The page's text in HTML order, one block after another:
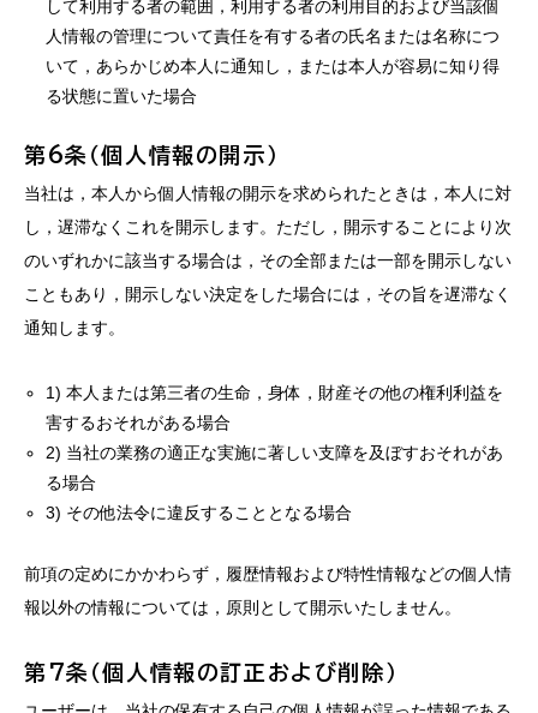
して利用する者の範囲，利用する者の利用目的および当該個
人情報の管理について責任を有する者の氏名または名称につ
いて，あらかじめ本人に通知し，または本人が容易に知り得
る状態に置いた場合
第6条（個人情報の開示）
当社は，本人から個人情報の開示を求められたときは，本人に対
し，遅滞なくこれを開示します。ただし，開示することにより次
のいずれかに該当する場合は，その全部または一部を開示しない
こともあり，開示しない決定をした場合には，その旨を遅滞なく
通知します。
1) 本人または第三者の生命，身体，財産その他の権利利益を
害するおそれがある場合
2) 当社の業務の適正な実施に著しい支障を及ぼすおそれがあ
る場合
3) その他法令に違反することとなる場合
前項の定めにかかわらず，履歴情報および特性情報などの個人情
報以外の情報については，原則として開示いたしません。
第7条（個人情報の訂正および削除）